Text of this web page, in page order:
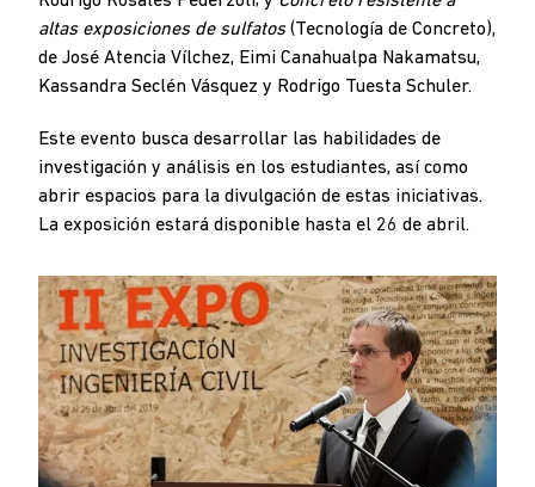
altas exposiciones de sulfatos(Tecnología de Concreto),
de José Atencia Vílchez, Eimi Canahualpa Nakamatsu,
Kassandra Seclén Vásquez y Rodrigo Tuesta Schuler.
Este evento busca desarrollar las habilidades de
investigación y análisis en los estudiantes, así como
abrir espacios para la divulgación de estas iniciativas.
La exposición estará disponible hasta el 26 de abril.